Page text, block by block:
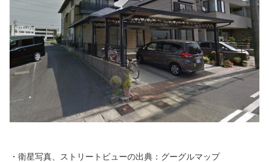
・衛星写真、ストリートビューの出典：グーグルマップ